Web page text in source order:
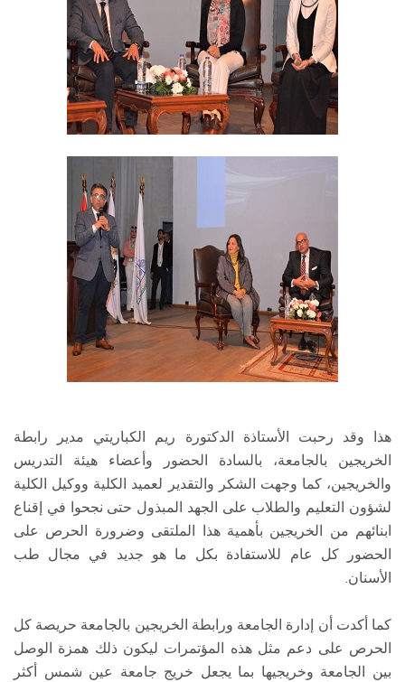
هذا وقد رحبت الأستاذة الدكتورة ريم الكباريتي مدير رابطة
الخريجين بالجامعة، بالسادة الحضور وأعضاء هيئة التدريس
والخريجين، كما وجهت الشكر والتقدير لعميد الكلية ووكيل الكلية
لشؤون التعليم والطلاب على الجهد المبذول حتى نجحوا في إقناع
ابنائهم من الخريجين بأهمية هذا الملتقى وضرورة الحرص على
الحضور كل عام للاستفادة بكل ما هو جديد في مجال طب
الأسنان.
كما أكدت أن إدارة الجامعة ورابطة الخريجين بالجامعة حريصة كل
الحرص على دعم مثل هذه المؤتمرات ليكون ذلك همزة الوصل
بين الجامعة وخريجيها بما يجعل خريج جامعة عين شمس أكثر